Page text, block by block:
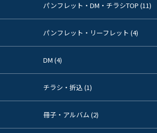
パンフレット・DM・チラシTOP (11)
パンフレット・リーフレット (4)
DM (4)
チラシ・折込 (1)
冊子・アルバム (2)